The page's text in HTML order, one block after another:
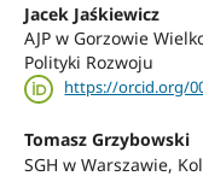
Jacek Jaśkiewicz
AJP w Gorzowie
Polityki Rozwoju
https://orcid.org/
Tomasz Grzybowski
SGH w Warszawie,